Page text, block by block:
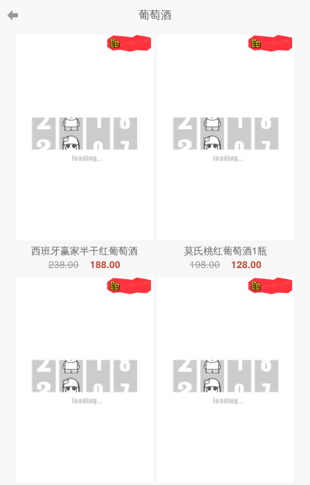
葡萄酒
西班牙赢家半干红葡萄酒
238.00
188.00
莫氏桃红葡萄酒1瓶
198.00
128.00